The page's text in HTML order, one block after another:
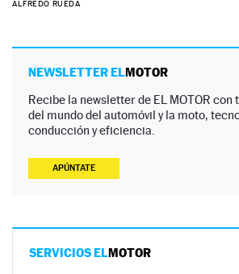
ALFREDO RUEDA
NEWSLETTER ELMOTOR
Recibe la newsletter de EL MOTOR
del mundo del automóvil y la moto,
conducción y eficiencia.
APÚNTATE
SERVICIOS ELMOTOR